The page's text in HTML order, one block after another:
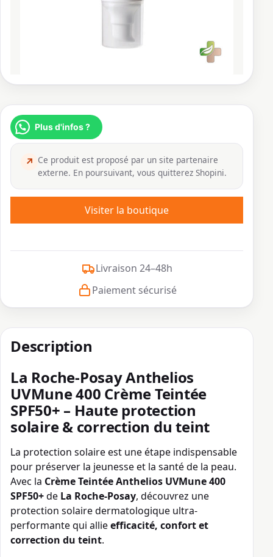
Plus d'infos ?
↗ Ce produit est proposé par un site partenaire
externe. En poursuivant, vous quitterez Shopini.
Visiter la boutique
Livraison 24–48h
Paiement sécurisé
Description
La Roche-Posay Anthelios
UVMune 400 Crème Teintée
SPF50+ – Haute protection
solaire & correction du teint
La protection solaire est une étape indispensable
pour préserver la jeunesse et la santé de la peau.
Avec la Crème Teintée Anthelios UVMune 400
SPF50+de La Roche-Posay, découvrez une
protection solaire dermatologique ultra-
performante qui allieefficacité, confort et
correction du teint.